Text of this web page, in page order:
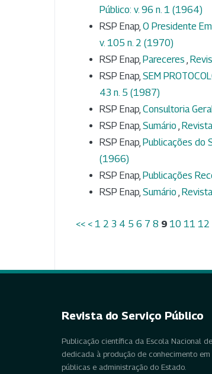
Público: v. 96 n. 1 (1964)
RSP Enap, O Presidente
v. 105 n. 2 (1970)
RSP Enap, Pareceres ,
RSP Enap, SEM
43 n. 5 (1987)
RSP Enap, Consultoria
RSP Enap, Sumário ,
RSP Enap, Publicações do
(1966)
RSP Enap, Publicações
RSP Enap, Sumário ,
<< < 1 2 3 4 5 6 7 8 9 10 11 12
Revista do Serviço Público
Publicação científica da Escola Nacional
dedicada à produção de conhecimento
públicas e administração do Estado.